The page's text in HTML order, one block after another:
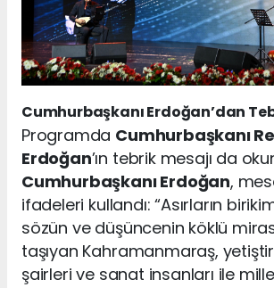
Cumhurbaşkanı Erdoğan’dan
Programda Cumhurbaşkanı
Erdoğan’ın tebrik mesajı da
Cumhurbaşkanı Erdoğan,
ifadeleri kullandı: “Asırların
sözün ve düşüncenin köklü
taşıyan Kahramanmaraş,
şairleri ve sanat insanları ile